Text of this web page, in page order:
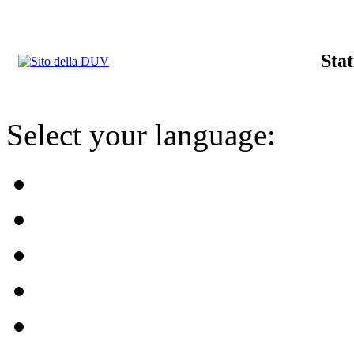
Select your language: